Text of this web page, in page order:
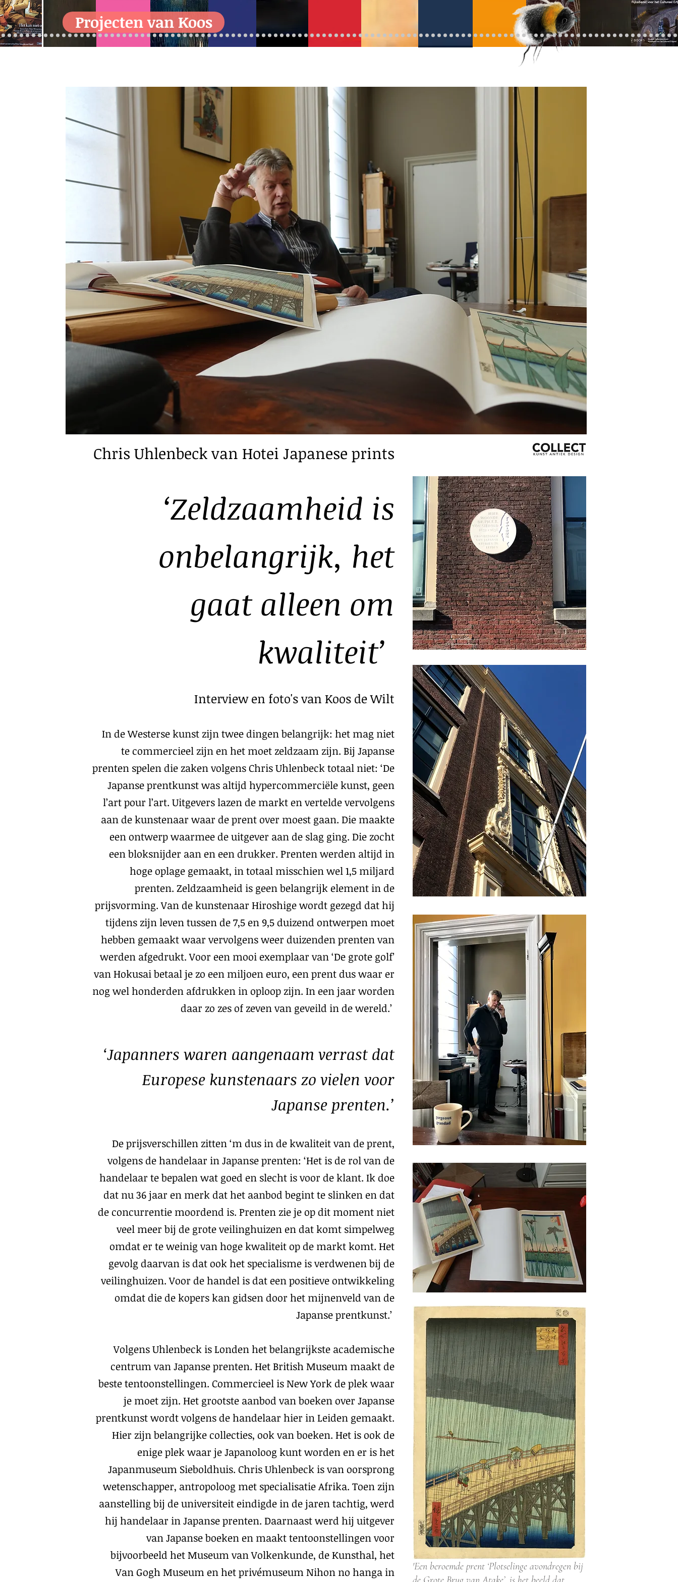
Projecten van Koos
‘De prentkunsten beschouwden de Japanners zelf niet als hoge kunst’, legt de
handelaar uit in de galerie met uitzicht op Rapenburg. ‘Hoge kunst was
schilderkunst en lakkunst, kunst die verbonden was aan het hof. Prenten
waren een typische middenstandskunst. Deze middenstand was veel groter en
verschrikkelijk veel rijker dan de elite, de samoerai klasse.'
Chris Uhlenbeck van Hotei Japanese prints
‘Zeldzaamheid is
onbelangrijk, het
gaat alleen om
kwaliteit’
Interview en foto's van Koos de Wilt
In de Westerse kunst zijn twee dingen belangrijk: het mag niet
te commercieel zijn en het moet zeldzaam zijn. Bij Japanse
prenten spelen die zaken volgens Chris Uhlenbeck totaal niet: ‘De
Japanse prentkunst was altijd hypercommerciële kunst, geen
l’art pour l’art. Uitgevers lazen de markt en vertelde vervolgens
aan de kunstenaar waar de prent over moest gaan. Die maakte
een ontwerp waarmee de uitgever aan de slag ging. Die zocht
een bloksnijder aan en een drukker. Prenten werden altijd in
hoge oplage gemaakt, in totaal misschien wel 1,5 miljard
prenten. Zeldzaamheid is geen belangrijk element in de
prijsvorming. Van de kunstenaar Hiroshige wordt gezegd dat hij
tijdens zijn leven tussen de 7,5 en 9,5 duizend ontwerpen moet
hebben gemaakt waar vervolgens weer duizenden prenten van
werden afgedrukt. Voor een mooi exemplaar van ‘De grote golf’
van Hokusai betaal je zo een miljoen euro, een prent dus waar er
nog wel honderden afdrukken in oploop zijn. In een jaar worden
daar zo zes of zeven van geveild in de wereld.’
‘Japanners waren aangenaam verrast dat
Europese kunstenaars zo vielen voor
Japanse prenten.’
De prijsverschillen zitten ‘m dus in de kwaliteit van de prent,
volgens de handelaar in Japanse prenten: ‘Het is de rol van de
handelaar te bepalen wat goed en slecht is voor de klant. Ik doe
dat nu 36 jaar en merk dat het aanbod begint te slinken en dat
de concurrentie moordend is. Prenten zie je op dit moment niet
veel meer bij de grote veilinghuizen en dat komt simpelweg
omdat er te weinig van hoge kwaliteit op de markt komt. Het
gevolg daarvan is dat ook het specialisme is verdwenen bij de
veilinghuizen. Voor de handel is dat een positieve ontwikkeling
omdat die de kopers kan gidsen door het mijnenveld van de
Japanse prentkunst.’
Volgens Uhlenbeck is Londen het belangrijkste academische
centrum van Japanse prenten. Het British Museum maakt de
beste tentoonstellingen. Commercieel is New York de plek waar
je moet zijn. Het grootste aanbod van boeken over Japanse
prentkunst wordt volgens de handelaar hier in Leiden gemaakt.
Hier zijn belangrijke collecties, ook van boeken. Het is ook de
enige plek waar je Japanoloog kunt worden en er is het
Japanmuseum Sieboldhuis. Chris Uhlenbeck is van oorsprong
wetenschapper, antropoloog met specialisatie Afrika. Toen zijn
aanstelling bij de universiteit eindigde in de jaren tachtig, werd
hij handelaar in Japanse prenten. Daarnaast werd hij uitgever
van Japanse boeken en maakt tentoonstellingen voor
bijvoorbeeld het Museum van Volkenkunde, de Kunsthal, het
Van Gogh Museum en het privémuseum Nihon no hanga in
'Een beroemde prent ‘Plotselinge avondregen bij